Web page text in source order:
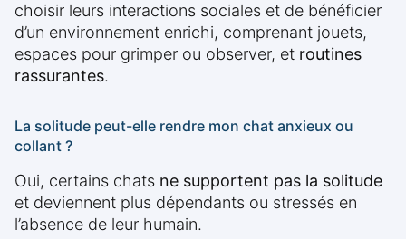
choisir leurs interactions sociales et de bénéficier
d’un environnement enrichi, comprenant jouets,
espaces pour grimper ou observer, et routines
rassurantes.
La solitude peut-elle rendre mon chat anxieux ou
collant ?
Oui, certains chats ne supportent pas la solitude
et deviennent plus dépendants ou stressés en
l’absence de leur humain.